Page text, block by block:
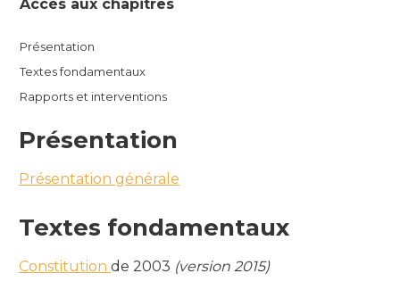
Accès aux chapitres
Présentation
Textes fondamentaux
Rapports et interventions
Présentation
Présentation générale
Textes fondamentaux
Constitution de 2003 (version 2015)